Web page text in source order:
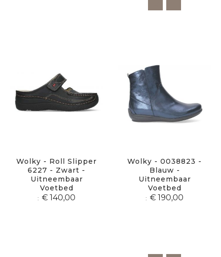
Wolky - Roll Slipper
6227 - Zwart -
Uitneembaar
Voetbed
€ 140,00
Wolky - 0038823 -
Blauw -
Uitneembaar
Voetbed
€ 190,00